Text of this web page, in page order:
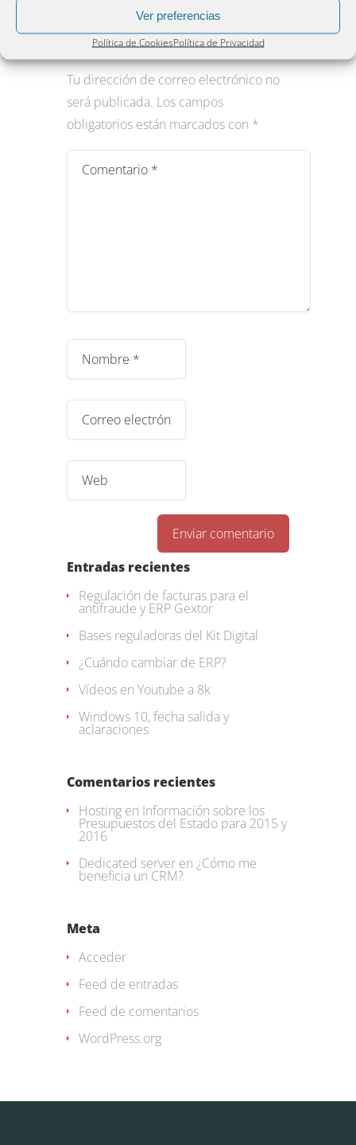
Ver preferencias
Política de CookiesPolítica de Privacidad
Enviar un
comentario
Tu dirección de correo electrónico no
será publicada. Los campos
obligatorios están marcados con *
Entradas recientes
Regulación de facturas para el
antifraude y ERP Gextor
Bases reguladoras del Kit Digital
¿Cuándo cambiar de ERP?
Vídeos en Youtube a 8k
Windows 10, fecha salida y
aclaraciones
Comentarios recientes
Hosting en Información sobre los
Presupuestos del Estado para 2015 y
2016
Dedicated server en ¿Cómo me
beneficia un CRM?
Meta
Acceder
Feed de entradas
Feed de comentarios
WordPress.org